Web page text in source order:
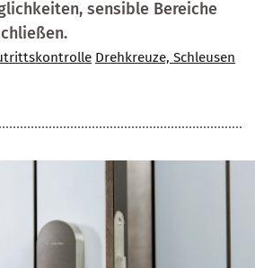
sensible Bereiche
Drehkreuze, Schleusen